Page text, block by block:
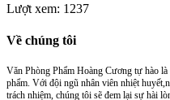
Lượt xem: 1237
Về chúng tôi
Văn Phòng Phẩm Hoàng Cương tự hào
phẩm. Với đội ngũ nhân viên nhiệt
trách nhiệm, chúng tôi sẽ đem lại sự hài